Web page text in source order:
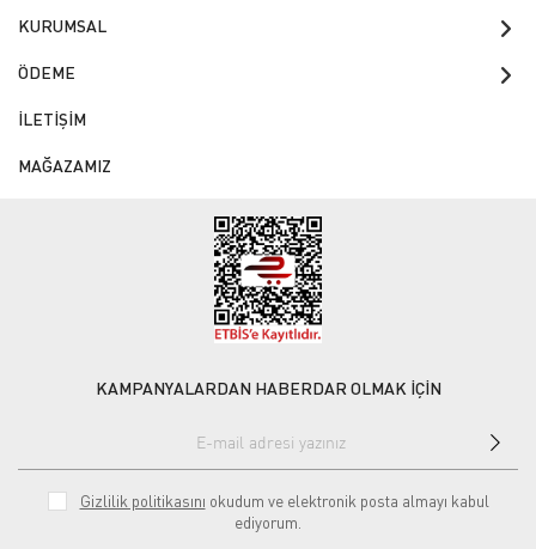
KURUMSAL
ÖDEME
İLETİŞİM
MAĞAZAMIZ
KAMPANYALARDAN HABERDAR OLMAK İÇİN
Gizlilik politikasını okudum ve elektronik posta almayı kabul
ediyorum.